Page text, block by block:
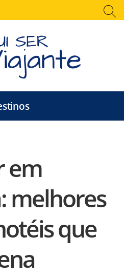
em
melhores
que
FECHAR